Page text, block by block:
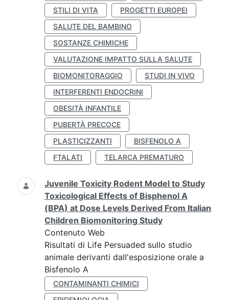
STILI DI VITA
PROGETTI EUROPEI
SALUTE DEL BAMBINO
SOSTANZE CHIMICHE
VALUTAZIONE IMPATTO SULLA SALUTE
BIOMONITORAGGIO
STUDI IN VIVO
INTERFERENTI ENDOCRINI
OBESITÀ INFANTILE
PUBERTÀ PRECOCE
PLASTICIZZANTI
BISFENOLO A
FTALATI
TELARCA PREMATURO
Juvenile Toxicity Rodent Model to Study
Toxicological Effects of Bisphenol A
(BPA) at Dose Levels Derived From Italian
Children Biomonitoring Study
Contenuto Web
Risultati di Life Persuaded sullo studio
animale derivanti dall'esposizione orale a
Bisfenolo A
CONTAMINANTI CHIMICI